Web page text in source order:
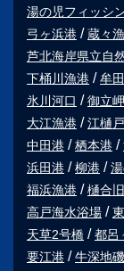
湯の児フィッシ
弓ヶ浜港
蔵々
芦北海岸県立自
下桶川漁港
牟
氷川河口
御立
大江漁港
江樋
中田港
栖本港
浜田港
柳港
福浜漁港
樋合
高戸海水浴場
天草2号橋
都呂
要江港
牛深地磯